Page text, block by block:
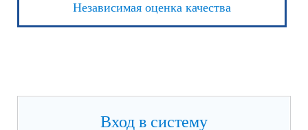
Независимая оценка качества
Вход в систему